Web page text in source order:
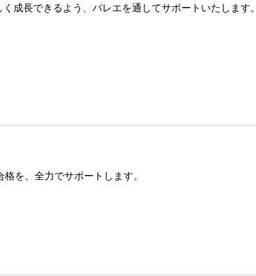
成長できるよう、バレエを通してサポートいたします。
を、全力でサポートします。